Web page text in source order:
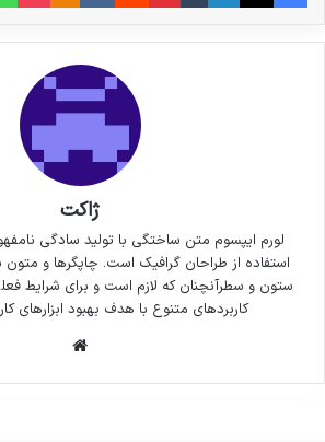
ژاکت
لورم ایپسوم متن ساختگی با تولید سادگی
استفاده از طراحان گرافیک است. چاپگرها و متون
ستون و سطرآنچنان که لازم است و برای شرایط
کاربردهای متنوع با هدف بهبود ابزارهای